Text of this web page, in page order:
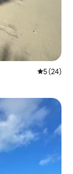
5 de uma
5 (24)